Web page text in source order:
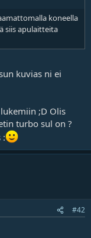
koneella
siis apulaitteita
kuvias ni ei
;D Olis
turbo sul on ?
:
#42